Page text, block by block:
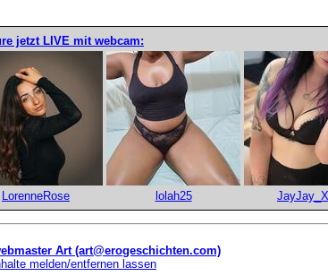
jetzt LIVE mit webcam:
LorenneRose lolah25
Art (art@erogeschichten.com)
melden/entfernen lassen